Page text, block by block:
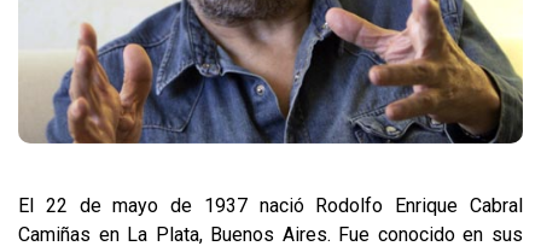
El 22 de mayo de 1937 nació Rodolfo Enrique Cabral
Camiñas en La Plata, Buenos Aires. Fue conocido en sus